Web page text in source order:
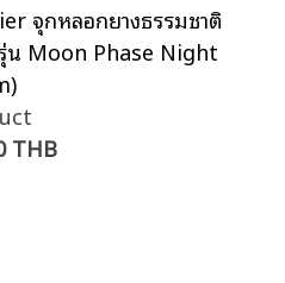
จุกหลอกยางธรรมชาติ
น Moon Phase Night
THB